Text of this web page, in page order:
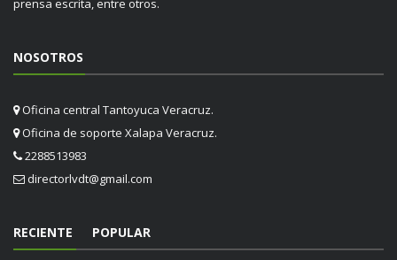
prensa escrita, entre otros.
NOSOTROS
Oficina central Tantoyuca Veracruz.
Oficina de soporte Xalapa Veracruz.
2288513983
directorlvdt@gmail.com
RECIENTE POPULAR